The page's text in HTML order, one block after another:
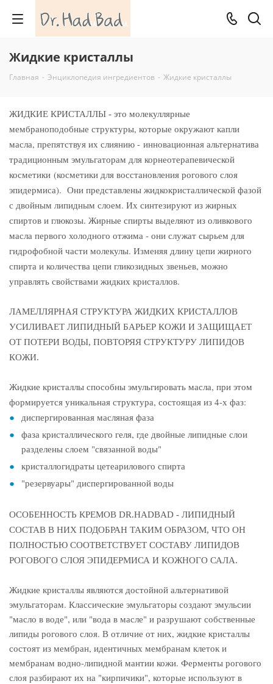
Жидкие кристаллы
Главная - Энциклопедия ингредиентов - Жидкие кристаллы
ЖИДКИЕ КРИСТАЛЛЫ - это молекуллярные
мембраноподобные структуры, которые окружают капли
масла, препятствуя их слиянию - инновационная альтернатива
традиционным эмульгаторам для корнеотерапевической
косметики (косметики для восстановления рогового слоя
эпидермиса). Они представлены жидкокристаллической фазой
с двойным липидным слоем. Их синтезируют из жирных
спиртов и глюкозы. Жирные спирты выделяют из оливкового
масла первого холодного отжима - они служат сырьем для
гидрофобной части молекулы. Изменяя длину цепи жирного
спирта и количества цепи гликозидных звеньев, можно
управлять свойствами жидких кристаллов.
ЛАМЕЛЛЯРНАЯ СТРУКТУРА ЖИДКИХ КРИСТАЛЛОВ
УСИЛИВАЕТ ЛИПИДНЫЙ БАРЬЕР КОЖИ И ЗАЩИЩАЕТ
ОТ ПОТЕРИ ВОДЫ, ПОВТОРЯЯ СТРУКТУРУ ЛИПИДОВ
КОЖИ.
Жидкие кристаллы способны эмульгировать масла, при этом
формируется уникальная структура, состоящая из 4-х фаз:
диспергированная масляная фаза
фаза кристаллического геля, где двойные липидные слои
разделены слоем "связанной воды"
кристаллогидраты цетеарилового спирта
"резервуары" диспергированной воды
ОСОБЕННОСТЬ КРЕМОВ DR.HADBAD - ЛИПИДНЫЙ
СОСТАВ В НИХ ПОДОБРАН ТАКИМ ОБРАЗОМ, ЧТО ОН
ПОЛНОСТЬЮ СООТВЕТСТВУЕТ СОСТАВУ ЛИПИДОВ
РОГОВОГО СЛОЯ ЭПИДЕРМИСА И КОЖНОГО САЛА.
Жидкие кристаллы являются достойной альтернативой
эмульгаторам. Классические эмульгаторы создают эмульсии
"масло в воде", или "вода в масле" и разрушают собственные
липиды рогового слоя. В отличие от них, жидкие кристаллы
состоят из мембран, идентичных мембранам клеток и
мембранам водно-липидной мантии кожи. Ферменты рогового
слоя разбирают их на "кирпичики", которые используют в